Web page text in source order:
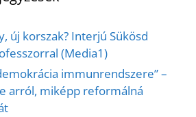
új korszak? Interjú Sükösd
(Media1)
immunrendszere” –
arról, miképp reformálná